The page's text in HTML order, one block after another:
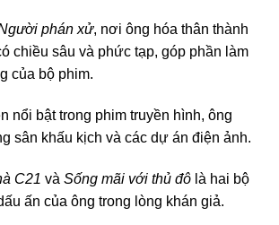
phán xử, nơi ông hóa thân thành
chiều sâu và phức tạp, góp phần làm
của bộ phim.
nổi bật trong phim truyền hình, ông
sân khấu kịch và các dự án điện ảnh.
C21 và Sống mãi với thủ đô là hai bộ
ấn của ông trong lòng khán giả.